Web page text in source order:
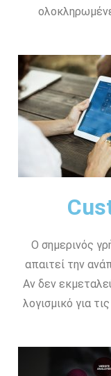
Ο σημερινός
απαιτεί την
Αν δεν
λογισμικό για